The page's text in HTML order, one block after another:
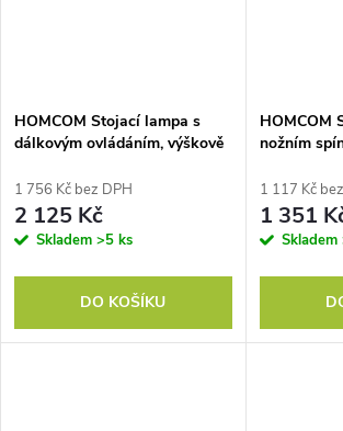
HOMCOM Stojací lampa s
dálkovým ovládáním, výškově
kovový stojan, nastavitelný
jas, nožní spínač, zlatá barva
1 756 Kč bez DPH
2 125 Kč
Skladem >5 ks
DO KOŠÍKU
HOMCOM
nožním
ocel, bílá
1 117 Kč
1 351
Skladem